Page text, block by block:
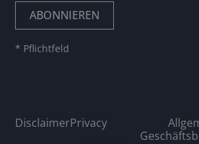
* Pflichtfeld
DisclaimerPrivacy